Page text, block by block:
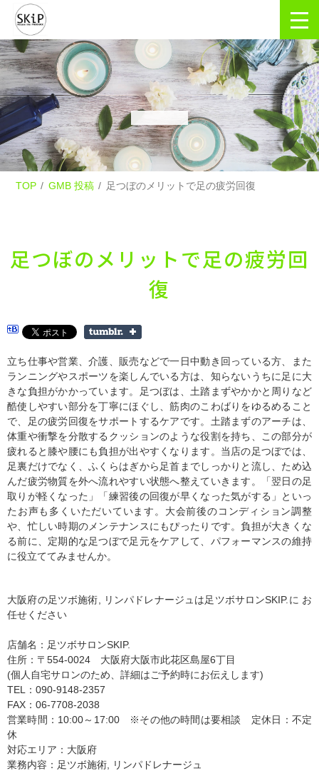
TOP GMB 投稿 足つぼのメリットで足の疲労回復
足つぼのメリットで足の疲労回
復
立ち仕事や営業、介護、販売などで一日中動き回っている方、また
ランニングやスポーツを楽しんでいる方は、知らないうちに足に大
きな負担がかかっています。足つぼは、土踏まずやかかと周りなど
酷使しやすい部分を丁寧にほぐし、筋肉のこわばりをゆるめること
で、足の疲労回復をサポートするケアです。土踏まずのアーチは、
体重や衝撃を分散するクッションのような役割を持ち、この部分が
疲れると膝や腰にも負担が出やすくなります。当店の足つぼでは、
足裏だけでなく、ふくらはぎから足首までしっかりと流し、ため込
んだ疲労物質を外へ流れやすい状態へ整えていきます。「翌日の足
取りが軽くなった」「練習後の回復が早くなった気がする」といっ
たお声も多くいただいています。大会前後のコンディション調整
や、忙しい時期のメンテナンスにもぴったりです。負担が大きくな
る前に、定期的な足つぼで足元をケアして、パフォーマンスの維持
に役立ててみませんか。
大阪府の足ツボ施術, リンパドレナージュは足ツボサロンSKIP.に お
任せください
店舗名：足ツボサロンSKIP.
住所：〒554-0024 大阪府大阪市此花区島屋6丁目
(個人自宅サロンのため、詳細はご予約時にお伝えします)
TEL：090-9148-2357
FAX：06-7708-2038
営業時間：10:00～17:00 ※その他の時間は要相談 定休日：不定
休
対応エリア：大阪府
業務内容：足ツボ施術, リンパドレナージュ